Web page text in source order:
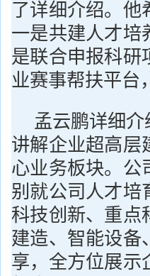
了详细介绍。他
一是共建人才培
是联合申报科研
业赛事帮扶平台
孟云鹏详细
讲解企业超高层
心业务板块。公
别就公司人才培
科技创新、重点
建造、智能设备
享，全方位展示